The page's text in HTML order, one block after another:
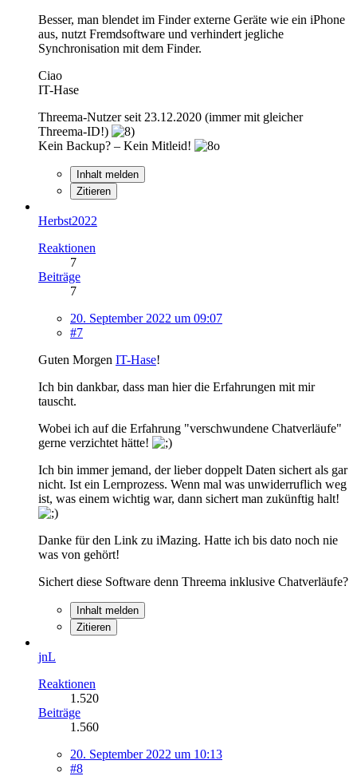
Besser, man blendet im Finder externe Geräte wie ein iPhone
aus, nutzt Fremdsoftware und verhindert jegliche
Synchronisation mit dem Finder.
Ciao
IT-Hase
Threema-Nutzer seit 23.12.2020 (immer mit gleicher
Threema-ID!)
Kein Backup? – Kein Mitleid!
Inhalt melden
Zitieren
Herbst2022
Reaktionen
7
Beiträge
7
20. September 2022 um 09:07
#7
Guten Morgen IT-Hase!
Ich bin dankbar, dass man hier die Erfahrungen mit mir
tauscht.
Wobei ich auf die Erfahrung "verschwundene Chatverläufe"
gerne verzichtet hätte!
Ich bin immer jemand, der lieber doppelt Daten sichert als gar
nicht. Ist ein Lernprozess. Wenn mal was unwiderruflich weg
ist, was einem wichtig war, dann sichert man zukünftig halt!
Danke für den Link zu iMazing. Hatte ich bis dato noch nie
was von gehört!
Sichert diese Software denn Threema inklusive Chatverläufe?
Inhalt melden
Zitieren
jnL
Reaktionen
1.520
Beiträge
1.560
20. September 2022 um 10:13
#8